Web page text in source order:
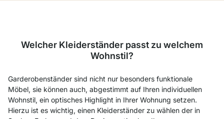
Welcher Kleiderständer passt zu welchem
Wohnstil?
Garderobenständer sind nicht nur besonders funktionale
Möbel, sie können auch, abgestimmt auf Ihren individuellen
Wohnstil, ein optisches Highlight in Ihrer Wohnung setzen.
Hierzu ist es wichtig, einen Kleiderständer zu wählen der in